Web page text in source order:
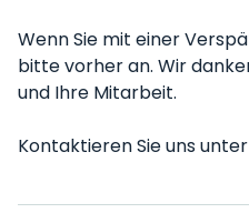
Wenn Sie mit einer
bitte vorher an. Wir
und Ihre Mitarbeit.
Kontaktieren Sie uns